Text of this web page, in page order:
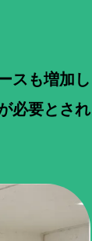
スも増加し
必要とされ